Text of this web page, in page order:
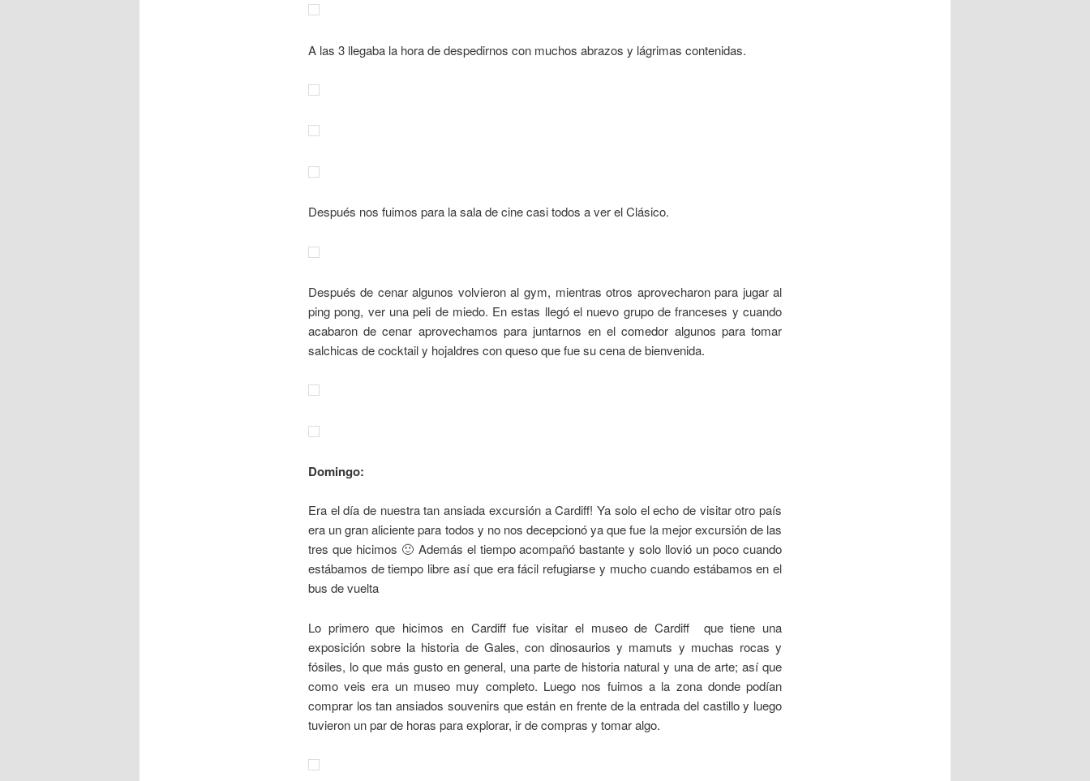
A las 3 llegaba la hora de despedirnos con muchos abrazos y lágrimas contenidas.
Después nos fuimos para la sala de cine casi todos a ver el Clásico.
Después de cenar algunos volvieron al gym, mientras otros aprovecharon para jugar al
ping pong, ver una peli de miedo. En estas llegó el nuevo grupo de franceses y cuando
acabaron de cenar aprovechamos para juntarnos en el comedor algunos para tomar
salchicas de cocktail y hojaldres con queso que fue su cena de bienvenida.
Domingo:
Era el día de nuestra tan ansiada excursión a Cardiff! Ya solo el echo de visitar otro país
era un gran aliciente para todos y no nos decepcionó ya que fue la mejor excursión de las
tres que hicimos 🙂 Además el tiempo acompañó bastante y solo llovió un poco cuando
estábamos de tiempo libre así que era fácil refugiarse y mucho cuando estábamos en el
bus de vuelta
Lo primero que hicimos en Cardiff fue visitar el museo de Cardiff que tiene una
exposición sobre la historia de Gales, con dinosaurios y mamuts y muchas rocas y
fósiles, lo que más gusto en general, una parte de historia natural y una de arte; así que
como veis era un museo muy completo. Luego nos fuimos a la zona donde podían
comprar los tan ansiados souvenirs que están en frente de la entrada del castillo y luego
tuvieron un par de horas para explorar, ir de compras y tomar algo.